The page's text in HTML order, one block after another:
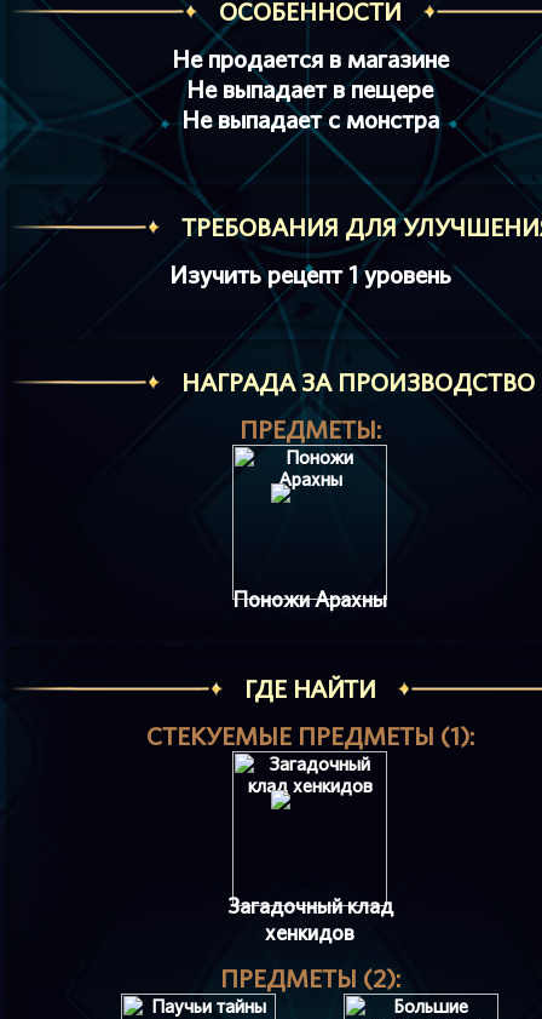
ОСОБЕННОСТИ
Не продается в магазине
Не выпадает в пещере
Не выпадает с монстра
ТРЕБОВАНИЯ ДЛЯ
Изучить рецепт 1 уровень
HАГРАДА ЗА ПРОИЗВОДСТВО
ПРЕДМЕТЫ:
Поножи Арахны
ГДЕ НАЙТИ
СТЕКУЕМЫЕ ПРЕДМЕТЫ (1):
Загадочный клад
хенкидов
ПРЕДМЕТЫ (2):